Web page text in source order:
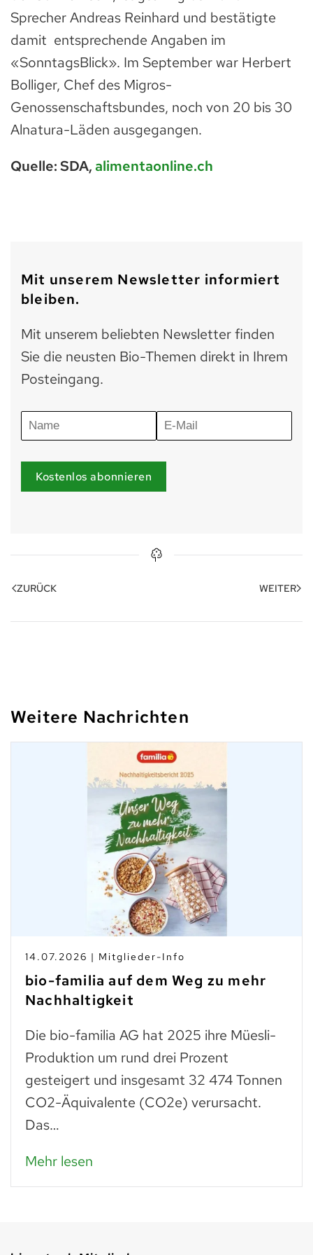
Sprecher Andreas Reinhard und bestätigte
damit entsprechende Angaben im
«SonntagsBlick». Im September war Herbert
Bolliger, Chef des Migros-
Genossenschaftsbundes, noch von 20 bis 30
Alnatura-Läden ausgegangen.
Quelle: SDA, alimentaonline.ch
Mit unserem Newsletter informiert
bleiben.
Mit unserem beliebten Newsletter finden
Sie die neusten Bio-Themen direkt in Ihrem
Posteingang.
Kostenlos abonnieren
ZURÜCK WEITER
Weitere Nachrichten
14.07.2026 | Mitglieder-Info
bio-familia auf dem Weg zu mehr
Nachhaltigkeit
Die bio-familia AG hat 2025 ihre Müesli-
Produktion um rund drei Prozent
gesteigert und insgesamt 32 474 Tonnen
CO2-Äquivalente (CO2e) verursacht.
Das…
Mehr lesen